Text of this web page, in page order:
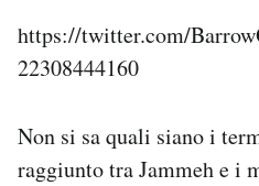
https://twitter.com/
22308444160
Non si sa quali siano i
raggiunto tra Jammeh e i